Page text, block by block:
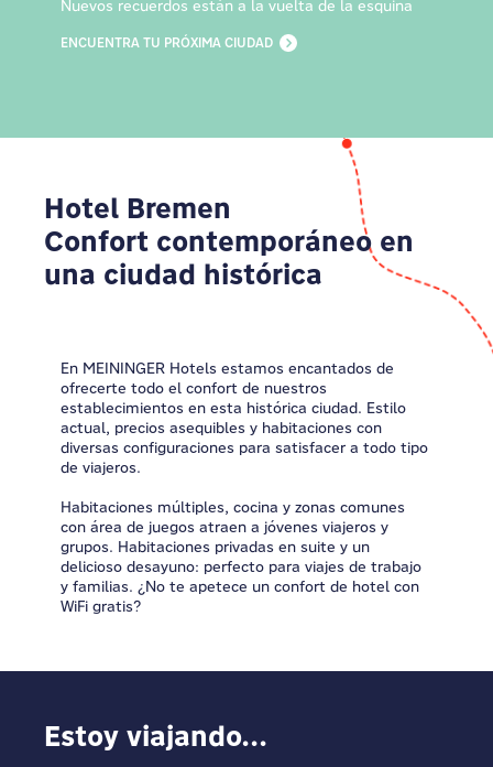
Nuevos recuerdos están a la vuelta de la esquina
ENCUENTRA TU PRÓXIMA CIUDAD
Hotel Bremen
Confort contemporáneo en
una ciudad histórica
En MEININGER Hotels estamos encantados de
ofrecerte todo el confort de nuestros
establecimientos en esta histórica ciudad. Estilo
actual, precios asequibles y habitaciones con
diversas configuraciones para satisfacer a todo tipo
de viajeros.
Habitaciones múltiples, cocina y zonas comunes
con área de juegos atraen a jóvenes viajeros y
grupos. Habitaciones privadas en suite y un
delicioso desayuno: perfecto para viajes de trabajo
y familias. ¿No te apetece un confort de hotel con
WiFi gratis?
Estoy viajando...